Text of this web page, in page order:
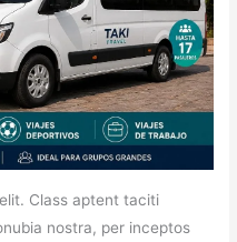
Class aptent taciti
nostra, per inceptos